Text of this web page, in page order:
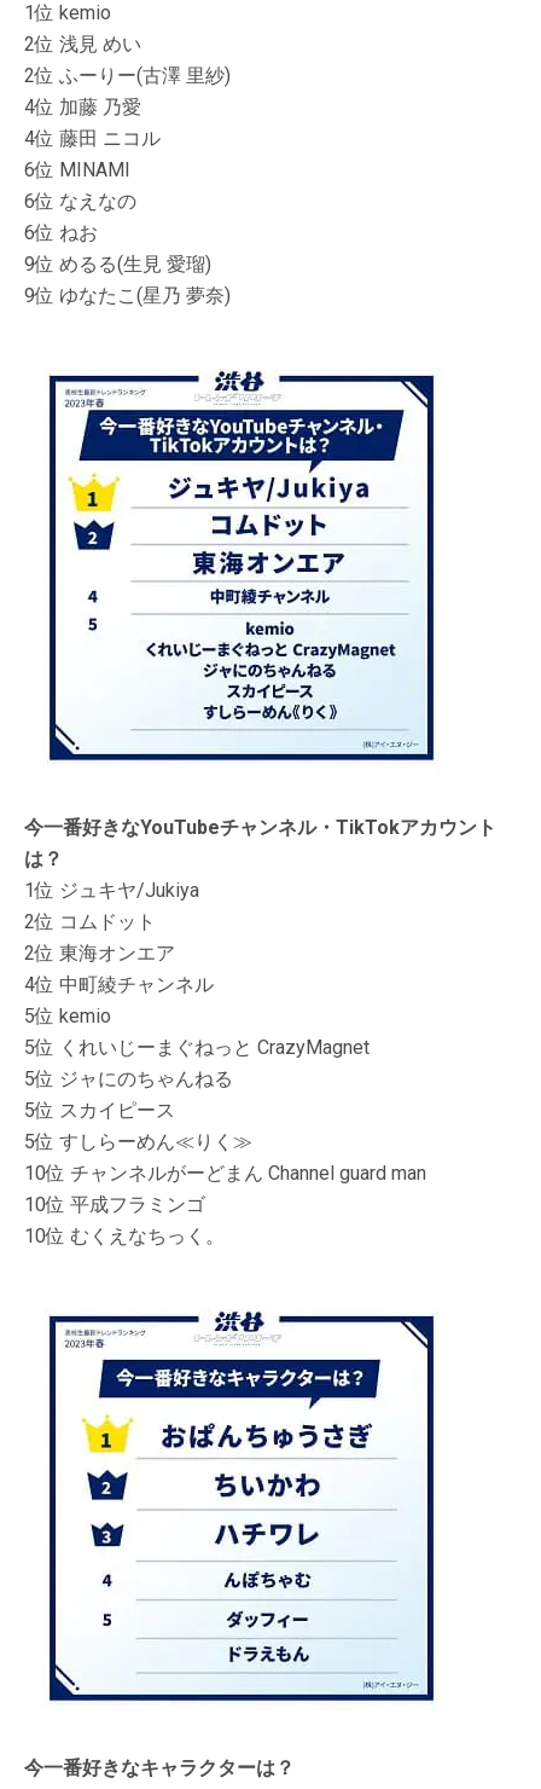
1位 kemio
2位 浅見 めい
2位 ふーりー(古澤 里紗)
4位 加藤 乃愛
4位 藤田 ニコル
6位 MINAMI
6位 なえなの
6位 ねお
9位 めるる(生見 愛瑠)
9位 ゆなたこ(星乃 夢奈)
今一番好きなYouTubeチャンネル・TikTokアカウント
は？
1位 ジュキヤ/Jukiya
2位 コムドット
2位 東海オンエア
4位 中町綾チャンネル
5位 kemio
5位 くれいじーまぐねっと CrazyMagnet
5位 ジャにのちゃんねる
5位 スカイピース
5位 すしらーめん≪りく≫
10位 チャンネルがーどまん Channel guard man
10位 平成フラミンゴ
10位 むくえなちっく。
今一番好きなキャラクターは？